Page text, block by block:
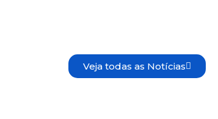
Veja todas as Notícias